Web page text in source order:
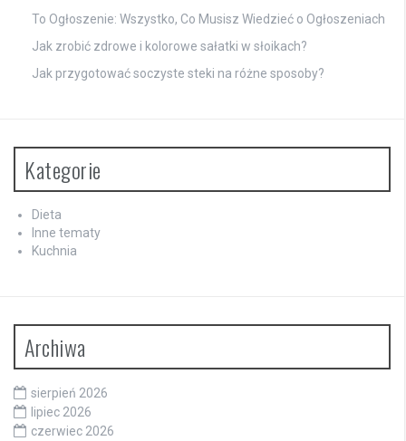
To Ogłoszenie: Wszystko, Co Musisz Wiedzieć o Ogłoszeniach
Jak zrobić zdrowe i kolorowe sałatki w słoikach?
Jak przygotować soczyste steki na różne sposoby?
Kategorie
Dieta
Inne tematy
Kuchnia
Archiwa
sierpień 2026
lipiec 2026
czerwiec 2026